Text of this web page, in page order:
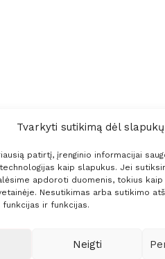
Tvarkyti sutikimą dėl slapukų
patirtį, įrenginio informacijai
kaip slapukus. Jei
apdoroti duomenis, tokius kaip
Nesutikimas arba sutikimo
ir funkcijas.
Neigti